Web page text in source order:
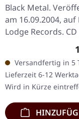
Black Metal.
am 16.09.2004, auf
Lodge Records.
Jewelcase, Re-
Black Lodge,
"The Somberlain",
Versandfertig in 5
Lieferzeit 6-12
Wird in Kürze